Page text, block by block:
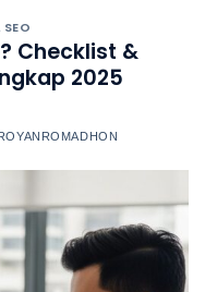
Checklist &
2025
ROYANROMADHON